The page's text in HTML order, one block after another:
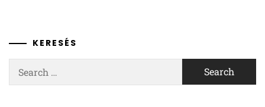
KERESÉS
for: